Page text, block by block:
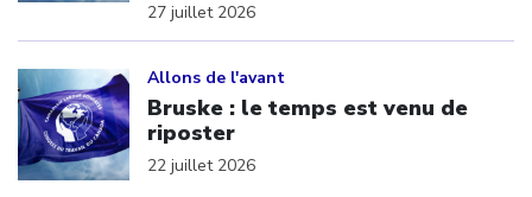
27 juillet 2026
Allons de l'avant
Bruske : le temps est venu de
riposter
22 juillet 2026